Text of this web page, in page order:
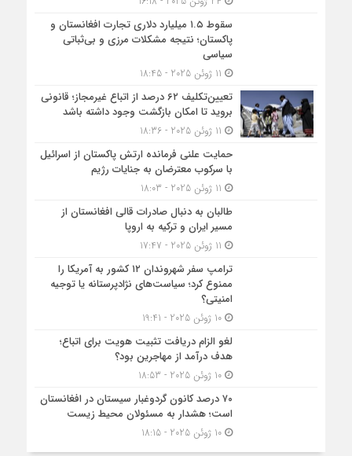
سقوط ۱.۵ میلیارد دلاری تجارت افغانستان و
پاکستان؛ نتیجه مشکلات مرزی و بی‌ثباتی
سیاسی
تعیین‌تکلیف ۶۲ درصد از اتباع غیرمجاز؛ قانونی
بروید تا امکان بازگشت وجود داشته باشد
حمایت علنی فرمانده ارتش پاکستان از اسرائیل
با سرکوب معترضان به جنایات رژیم
طالبان به دنبال صادرات قالی افغانستان از
مسیر ایران و ترکیه به اروپا
ترامپ سفر شهروندان ۱۲ کشور به آمریکا را
ممنوع کرد؛ سیاست‌های نژادپرستانه یا توجیه
امنیتی؟
10 ژوئن 2025 - 19:41
لغو الزام دریافت تثبیت هویت برای اتباع؛
هدف درآمد از مهاجرین بود؟
10 ژوئن 2025 - 18:53
۷۰ درصد کانون گردوغبار سیستان در افغانستان
است؛ هشدار به مسئولان محیط زیست
10 ژوئن 2025 - 18:15